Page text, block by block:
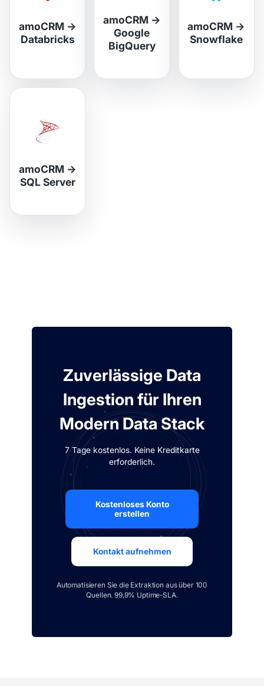
amoCRM →
Databricks
amoCRM →
Google
BigQuery
amoCRM →
Snowflake
amoCRM →
SQL Server
Zuverlässige Data
Ingestion für Ihren
Modern Data Stack
7 Tage kostenlos. Keine Kreditkarte
erforderlich.
Kostenloses Konto
erstellen
Kontakt aufnehmen
Automatisieren Sie die Extraktion aus über 100
Quellen. 99,9% Uptime-SLA.